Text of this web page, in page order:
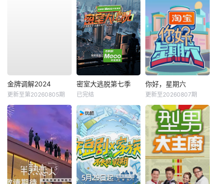
金牌调解2024
更新至第20260805期
密室大逃脱第七季
已完结
你好，星期六
更新至20260807期